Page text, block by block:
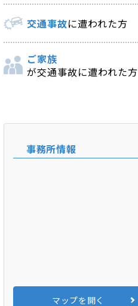
交通事故に遭われた方
ご家族
が交通事故に遭われた方
事務所情報
マップを開く